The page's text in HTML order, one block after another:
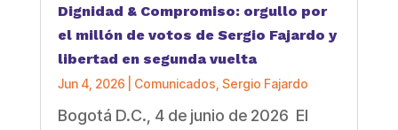
Dignidad & Compromiso: orgullo por
el millón de votos de Sergio Fajardo y
libertad en segunda vuelta
Jun 4, 2026 Comunicados Sergio Fajardo
Bogotá D.C., 4 de junio de 2026 El